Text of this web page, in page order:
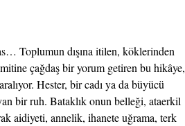
Toplumun dışına itilen, köklerinden
çağdaş bir yorum getiren bu hikâye,
Hester, bir cadı ya da büyücü
bir ruh. Bataklık onun belleği, ataerkil
aidiyeti, annelik, ihanete uğrama, terk